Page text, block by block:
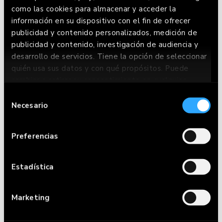
como las cookies para almacenar y acceder la
información en su dispositivo con el fin de ofrecer
publicidad y contenido personalizados, medición de
publicidad y contenido, investigación de audiencia y
desarrollo de servicios. Tiene la opción de seleccionar
quién usa sus datos y con qué propósitos. Puede
en el Menú de consentimiento.
Recopilar información sobre su ubicación
varios metros
específicas (huellas digitales)
deNecesario
Preferencias
Estadística
Marketing
GELAT DE NATA
GLUTEN FREE